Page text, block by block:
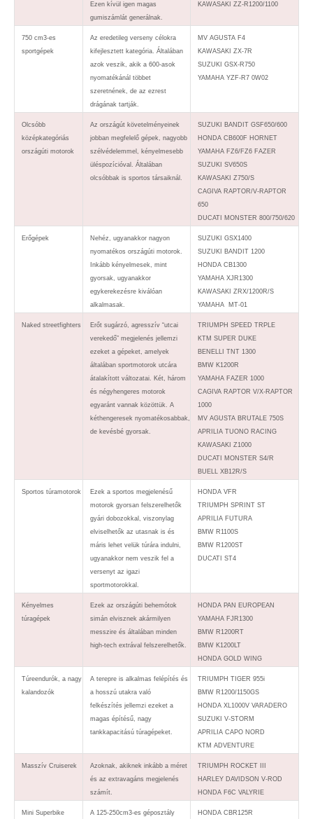
Ezen kívül igen magas
gumiszámlát generálnak.
KAWASAKI ZZ-R1200/1100
750 cm3-es
sportgépek
Az eredetileg verseny célokra
kifejlesztett kategória. Általában
azok veszik, akik a 600-asok
nyomatékánál többet
szeretnének, de az ezrest
drágának tartják.
MV AGUSTA F4
KAWASAKI ZX-7R
SUZUKI GSX-R750
YAMAHA YZF-R7 0W02
Olcsóbb
középkategóriás
országúti motorok
Az országút követelményeinek
jobban megfelelő gépek, nagyobb
szélvédelemmel, kényelmesebb
üléspozícióval. Általában
olcsóbbak is sportos társaiknál.
SUZUKI BANDIT GSF650/600
HONDA CB600F HORNET
YAMAHA FZ6/FZ6 FAZER
SUZUKI SV650S
KAWASAKI Z750/S
CAGIVA RAPTOR/V-RAPTOR
650
DUCATI MONSTER 800/750/620
Erőgépek
Nehéz, ugyanakkor nagyon
nyomatékos országúti motorok.
Inkább kényelmesek, mint
gyorsak, ugyanakkor
egykerekezésre kiválóan
alkalmasak.
SUZUKI GSX1400
SUZUKI BANDIT 1200
HONDA CB1300
YAMAHA XJR1300
KAWASAKI ZRX/1200R/S
YAMAHA MT-01
Naked streetfighters
Erőt sugárzó, agresszív “utcai
verekedő” megjelenés jellemzi
ezeket a gépeket, amelyek
általában sportmotorok utcára
átalakított változatai. Két, három
és négyhengeres motorok
egyaránt vannak közöttük. A
kéthengeresek nyomatékosabbak,
de kevésbé gyorsak.
TRIUMPH SPEED TRPLE
KTM SUPER DUKE
BENELLI TNT 1300
BMW K1200R
YAMAHA FAZER 1000
CAGIVA RAPTOR V/X-RAPTOR
1000
MV AGUSTA BRUTALE 750S
APRILIA TUONO RACING
KAWASAKI Z1000
DUCATI MONSTER S4/R
BUELL XB12R/S
Sportos túramotorok
Ezek a sportos megjelenésű
motorok gyorsan felszerelhetők
gyári dobozokkal, viszonylag
elviselhetők az utasnak is és
máris lehet velük túrára indulni,
ugyanakkor nem veszik fel a
versenyt az igazi
sportmotorokkal.
HONDA VFR
TRIUMPH SPRINT ST
APRILIA FUTURA
BMW R1100S
BMW R1200ST
DUCATI ST4
Kényelmes
túragépek
Ezek az országúti behemótok
simán elvisznek akármilyen
messzire és általában minden
high-tech extrával felszerelhetők.
HONDA PAN EUROPEAN
YAMAHA FJR1300
BMW R1200RT
BMW K1200LT
HONDA GOLD WING
Túreendurók, a nagy
kalandozók
A terepre is alkalmas felépítés és
a hosszú utakra való
felkészítés jellemzi ezeket a
magas építésű, nagy
tankkapacitású túragépeket.
TRIUMPH TIGER 955i
BMW R1200/1150GS
HONDA XL1000V VARADERO
SUZUKI V-STORM
APRILIA CAPO NORD
KTM ADVENTURE
Masszív Cruiserek
Azoknak, akiknek inkább a méret
és az extravagáns megjelenés
számít.
TRIUMPH ROCKET III
HARLEY DAVIDSON V-ROD
HONDA F6C VALYRIE
Mini Superbike
A 125-250cm3-es géposztály
HONDA CBR125R